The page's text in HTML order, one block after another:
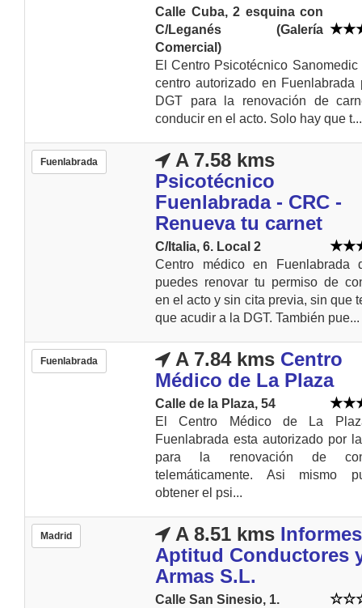
Calle Cuba, 2 esquina con
C/Leganés (Galería
Comercial)
El Centro Psicotécnico Sanomedic
centro autorizado en Fuenlabrada
DGT para la renovación de
conducir en el acto. Solo hay que t...
Fuenlabrada
A 7.58 kms
Psicotécnico
Fuenlabrada - CRC -
Renueva tu carnet
C/Italia, 6. Local 2
Centro médico en Fuenlabrada
puedes renovar tu permiso de
en el acto y sin cita previa, sin que
que acudir a la DGT. También pue...
Fuenlabrada A 7.84 kms Centro
Médico de La Plaza
Calle de la Plaza, 54
El Centro Médico de La
Fuenlabrada esta autorizado por
para la renovación de
telemáticamente. Asi mismo
obtener el psi...
Madrid A 8.51 kms Informes
Aptitud Conductores
Armas S.L.
Calle San Sinesio, 1.